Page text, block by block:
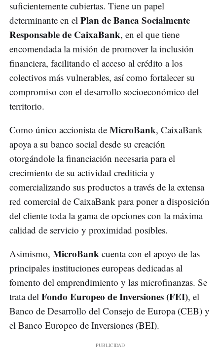
suficientemente cubiertas. Tiene un papel
determinante en el Plan de Banca Socialmente
Responsable de CaixaBank, en el que tiene
encomendada la misión de promover la inclusión
financiera, facilitando el acceso al crédito a los
colectivos más vulnerables, así como fortalecer su
compromiso con el desarrollo socioeconómico del
territorio.
Como único accionista de MicroBank, CaixaBank
apoya a su banco social desde su creación
otorgándole la financiación necesaria para el
crecimiento de su actividad crediticia y
comercializando sus productos a través de la extensa
red comercial de CaixaBank para poner a disposición
del cliente toda la gama de opciones con la máxima
calidad de servicio y proximidad posibles.
Asimismo, MicroBank cuenta con el apoyo de las
principales instituciones europeas dedicadas al
fomento del emprendimiento y las microfinanzas. Se
trata del Fondo Europeo de Inversiones (FEI), el
Banco de Desarrollo del Consejo de Europa (CEB) y
el Banco Europeo de Inversiones (BEI).